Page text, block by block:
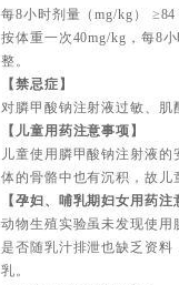
每8小时剂量（mg/kg）
按体重一次40mg/kg，每8
整。
【禁忌症】
对膦甲酸钠注射液过敏、肌
【儿童用药注意事项】
儿童使用膦甲酸钠注射液
体的骨骼中也有沉积，故儿
【孕妇、哺乳期妇女用药注
动物生殖实验虽未发现使用
是否随乳汁排泄也缺乏资
乳。